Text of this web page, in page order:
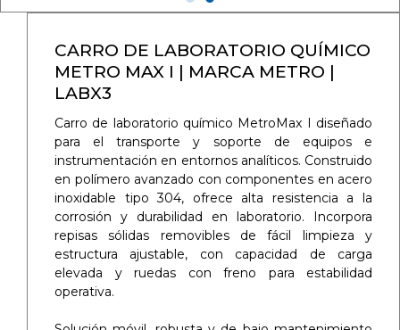
CARRO DE LABORATORIO QUÍMICO
METRO MAX I | MARCA METRO |
LABX3
Carro de laboratorio químico MetroMax I diseñado
para el transporte y soporte de equipos e
instrumentación en entornos analíticos. Construido
en polímero avanzado con componentes en acero
inoxidable tipo 304, ofrece alta resistencia a la
corrosión y durabilidad en laboratorio. Incorpora
repisas sólidas removibles de fácil limpieza y
estructura ajustable, con capacidad de carga
elevada y ruedas con freno para estabilidad
operativa.